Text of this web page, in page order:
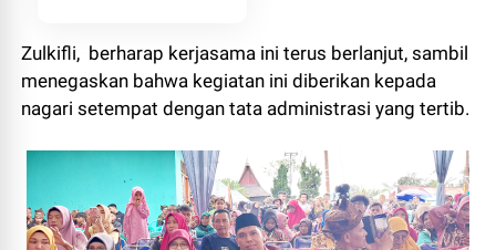
Zulkifli, berharap kerjasama ini terus berlanjut, sambil
menegaskan bahwa kegiatan ini diberikan kepada
nagari setempat dengan tata administrasi yang tertib.